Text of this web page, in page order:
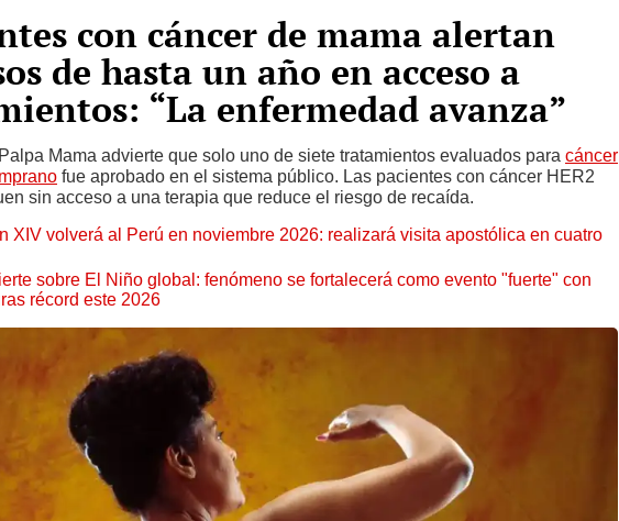
con cáncer de mama alertan
de hasta un año en acceso a
“La enfermedad avanza”
Mama advierte que solo uno de siete tratamientos evaluados para cáncer
fue aprobado en el sistema público. Las pacientes con cáncer HER2
sin acceso a una terapia que reduce el riesgo de recaída.
XIV volverá al Perú en noviembre 2026: realizará visita apostólica en cuatro
sobre El Niño global: fenómeno se fortalecerá como evento "fuerte" con
récord este 2026